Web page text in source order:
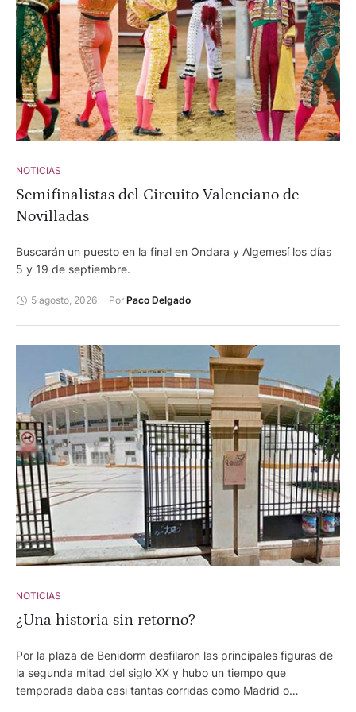
NOTICIAS
Semifinalistas del Circuito Valenciano de
Novilladas
Buscarán un puesto en la final en Ondara y Algemesí los días
5 y 19 de septiembre.
5 agosto, 2026 Por Paco Delgado
NOTICIAS
¿Una historia sin retorno?
Por la plaza de Benidorm desfilaron las principales figuras de
la segunda mitad del siglo XX y hubo un tiempo que
temporada daba casi tantas corridas como Madrid o